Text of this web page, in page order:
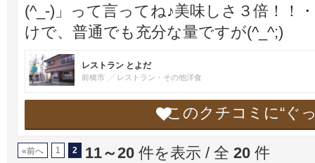
(^_-)」って言ってね♪美味しさ３倍！！
けで、普通でも充分な量ですが(^_^;)
レストラン とよだ
前橋市 レストラン・その他洋食
このクチコミに“ぐ
«前へ 1 2 11～20 件を表示 / 全 20 件